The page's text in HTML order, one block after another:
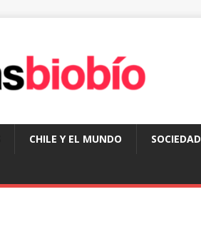
CHILE Y EL MUNDO SOCIEDAD